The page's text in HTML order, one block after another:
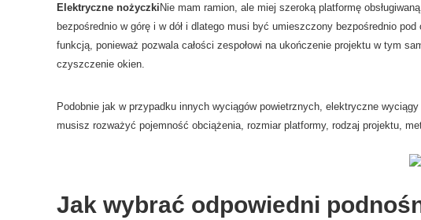
Elektryczne nożyczkiNie mam ramion, ale miej szeroką platformę
bezpośrednio w górę i w dół i dlatego musi być umieszczony bezpośrednio
funkcją, ponieważ pozwala całości zespołowi na ukończenie projektu w tym
czyszczenie okien.
Podobnie jak w przypadku innych wyciągów powietrznych, elektryczne
musisz rozważyć pojemność obciążenia, rozmiar platformy, rodzaj projektu,
Jak wybrać odpowiedni